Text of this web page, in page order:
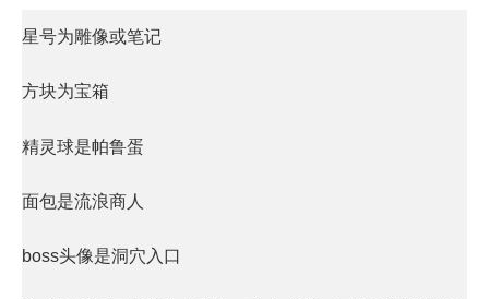
星号为雕像或笔记
方块为宝箱
精灵球是帕鲁蛋
面包是流浪商人
boss头像是洞穴入口